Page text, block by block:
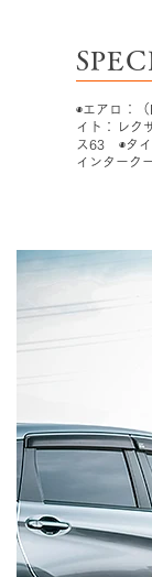
◉エアロ：
イト：レク
ス63 ◉タイ
インターク